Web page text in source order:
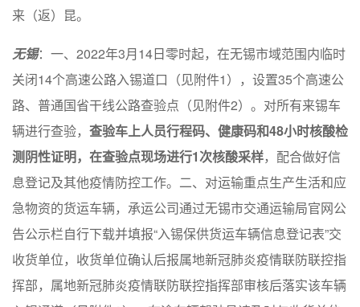
来（返）昆。
无锡：一、2022年3月14日零时起，在无锡市域范围内临时
关闭14个高速公路入锡道口（见附件1），设置35个高速公
路、普通国省干线公路查验点（见附件2）。对所有来锡车
辆进行查验， 查验车上人员行程码、健康码和48小时核酸检
测阴性证明，在查验点现场进行1次核酸采样，配合做好信
息登记及其他疫情防控工作。二、对运输重点生产生活和应
急物资的货运车辆，承运公司通过无锡市交通运输局官网公
告公示栏自行下载并填报“入锡保供货运车辆信息登记表”交
收货单位，收货单位确认后报属地新冠肺炎疫情联防联控指
挥部，属地新冠肺炎疫情联防联控指挥部审核后落实该车辆